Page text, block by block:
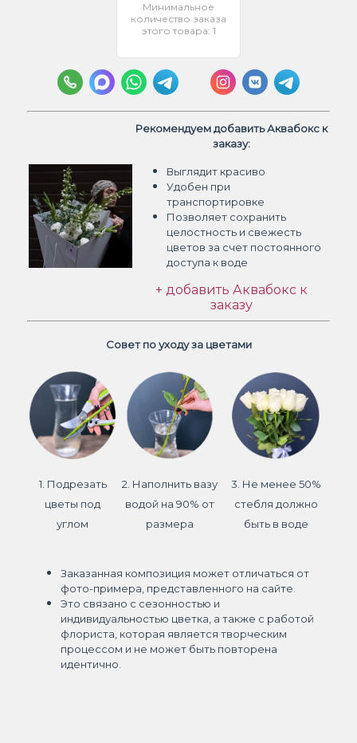
Минимальное
количество заказа
этого товара: 1
Рекомендуем добавить Аквабокс к
заказу:
Выглядит красиво
Удобен при
транспортировке
Позволяет сохранить
целостность и свежесть
цветов за счет постоянного
доступа к воде
+ добавить Аквабокс к
заказу
Совет по уходу за цветами
1. Подрезать
цветы под
углом
2. Наполнить вазу
водой на 90% от
размера
3. Не менее 50%
стебля должно
быть в воде
Заказанная композиция может отличаться от
фото-примера, представленного на сайте.
Это связано с сезонностью и
индивидуальностью цветка, а также с работой
флориста, которая является творческим
процессом и не может быть повторена
идентично.